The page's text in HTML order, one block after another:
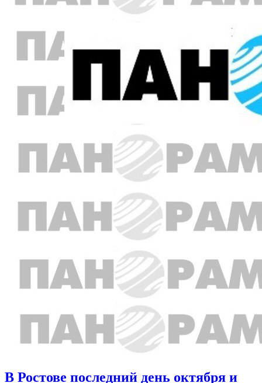
В Ростове последний день октября и